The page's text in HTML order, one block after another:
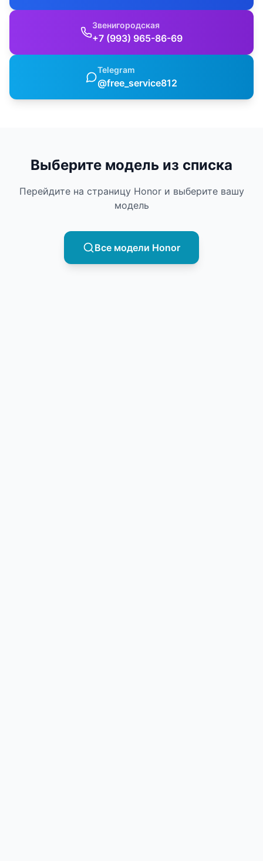
Звенигородская
+7 (993) 965-86-69
Telegram
@free_service812
Выберите модель из списка
Перейдите на страницу Honorи выберите вашу
модель
Все модели Honor